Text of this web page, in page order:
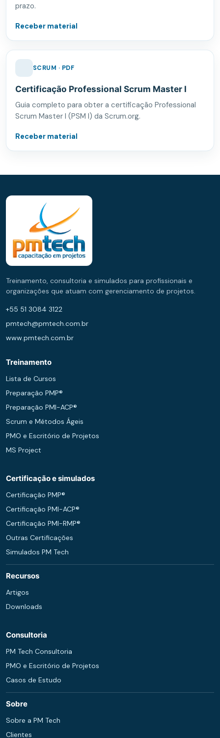
prazo.
Receber material
SCRUM · PDF
Certificação Professional Scrum Master I
Guia completo para obter a certificação Professional
Scrum Master I (PSM I) da Scrum.org.
Receber material
Treinamento, consultoria e simulados para profissionais e
organizações que atuam com gerenciamento de projetos.
+55 51 3084 3122
pmtech@pmtech.com.br
www.pmtech.com.br
Treinamento
Lista de Cursos
Preparação PMP®
Preparação PMI-ACP®
Scrum e Métodos Ágeis
PMO e Escritório de Projetos
MS Project
Certificação e simulados
Certificação PMP®
Certificação PMI-ACP®
Certificação PMI-RMP®
Outras Certificações
Simulados PM Tech
Recursos
Artigos
Downloads
Consultoria
PM Tech Consultoria
PMO e Escritório de Projetos
Casos de Estudo
Sobre
Sobre a PM Tech
Clientes